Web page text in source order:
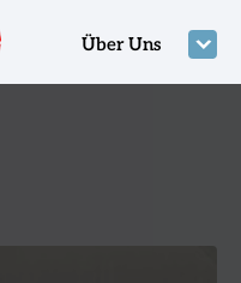
Über Uns